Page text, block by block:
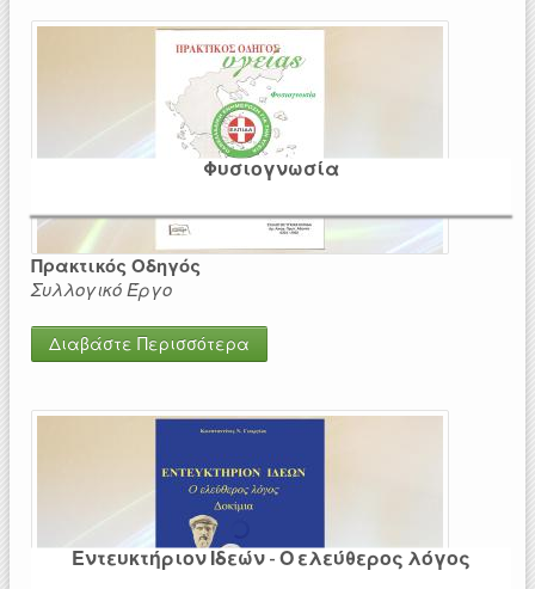
Φυσιογνωσία
Πρακτικός Οδηγός
Συλλογικό Έργο
Διαβάστε Περισσότερα
Εντευκτήριον Ιδεών - Ο ελεύθερος λόγος